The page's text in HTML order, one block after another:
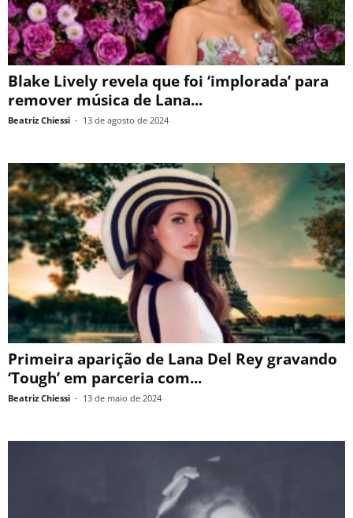
Blake Lively revela que foi ‘implorada’ para
remover música de Lana...
Beatriz Chiessi - 13 de agosto de 2024
Primeira aparição de Lana Del Rey gravando
‘Tough’ em parceria com...
Beatriz Chiessi - 13 de maio de 2024